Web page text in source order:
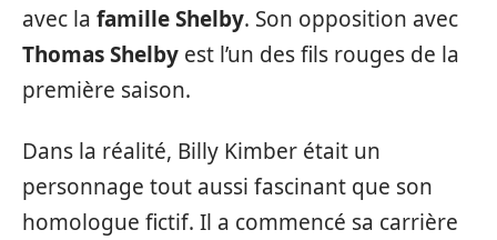
avec la famille Shelby. Son opposition avec
Thomas Shelby est l’un des fils rouges de la
première saison.
Dans la réalité, Billy Kimber était un
personnage tout aussi fascinant que son
homologue fictif. Il a commencé sa carrière